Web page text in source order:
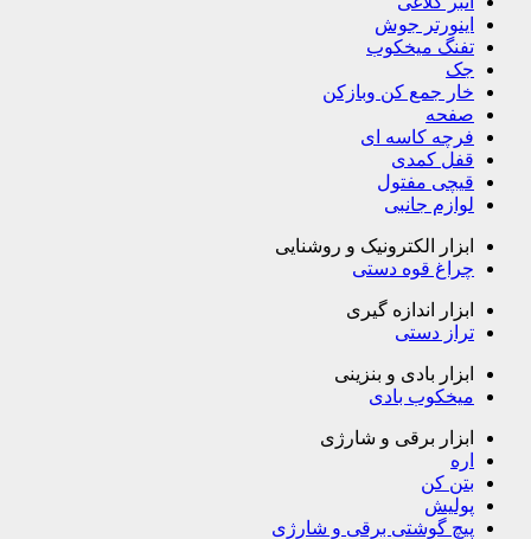
اینورتر جوش
تفنگ میخکوب
جک
خار جمع کن وبازکن
صفحه
فرچه کاسه ای
قفل کمدی
قیچی مفتول
لوازم جانبی
ابزار الکترونیک و روشنایی
چراغ قوه دستی
ابزار اندازه گیری
تراز دستی
ابزار بادی و بنزینی
میخکوب بادی
ابزار برقی و شارژی
اره
بتن کن
پولیش
پیچ گوشتی برقی و شارژی